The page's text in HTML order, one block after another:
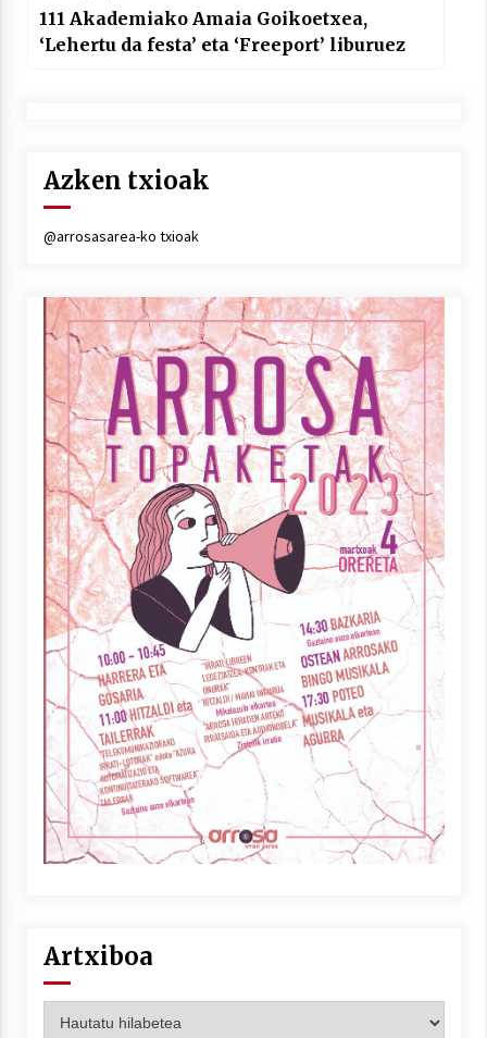
111 Akademiako Amaia Goikoetxea,
‘Lehertu da festa’ eta ‘Freeport’ liburuez
Azken txioak
@arrosasarea-ko txioak
Artxiboa